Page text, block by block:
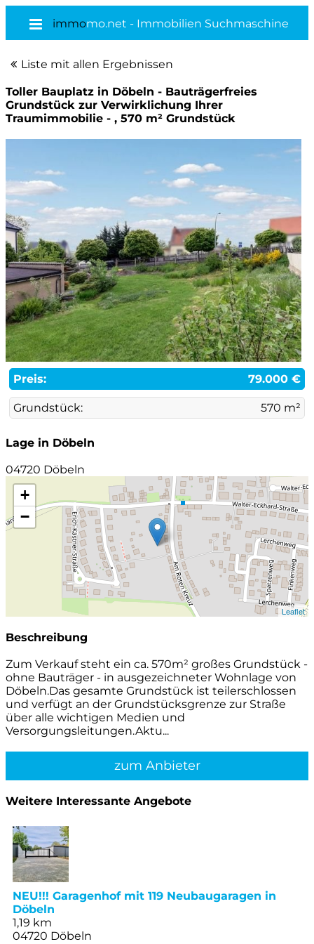
immomo.net - Immobilien Suchmaschine
Liste mit allen Ergebnissen
Toller Bauplatz in Döbeln - Bauträgerfreies
Grundstück zur Verwirklichung Ihrer
Traumimmobilie - , 570 m² Grundstück
Preis: 79.000 €
Grundstück: 570 m²
Lage in Döbeln
04720 Döbeln
+
−
Leaflet
Beschreibung
Zum Verkauf steht ein ca. 570m² großes Grundstück -
ohne Bauträger - in ausgezeichneter Wohnlage von
Döbeln.Das gesamte Grundstück ist teilerschlossen
und verfügt an der Grundstücksgrenze zur Straße
über alle wichtigen Medien und
Versorgungsleitungen.Aktu...
zum Anbieter
Weitere Interessante Angebote
NEU!!! Garagenhof mit 119 Neubaugaragen in
Döbeln
1,19 km
04720 Döbeln